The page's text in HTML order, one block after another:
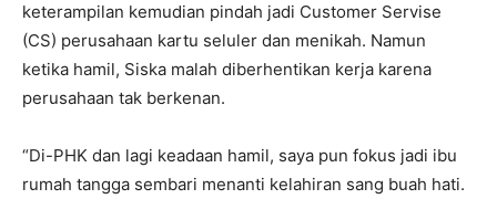
keterampilan kemudian pindah jadi Customer Servise
(CS) perusahaan kartu seluler dan menikah. Namun
ketika hamil, Siska malah diberhentikan kerja karena
perusahaan tak berkenan.
“Di-PHK dan lagi keadaan hamil, saya pun fokus jadi ibu
rumah tangga sembari menanti kelahiran sang buah hati.